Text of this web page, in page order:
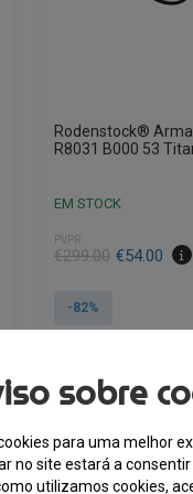
Rodenstock®
R8031 B000 53
EM STOCK
PVPR
€299.00
O
original
era:
€54.00
O
atual
é:
-82%
10% EXTRA,
sobre
para uma melhor
no site estará a consentir
utilizamos cookies,